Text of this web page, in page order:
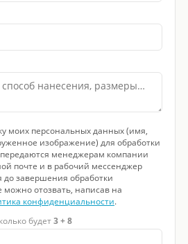
моих персональных данных (имя,
изображение) для обработки
менеджерам компании
почте и в рабочий мессенджер
до завершения обработки
отозвать, написав на
конфиденциальности.
будет3 + 8